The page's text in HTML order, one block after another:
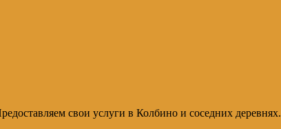
свои услуги в Колбино и соседних деревнях.